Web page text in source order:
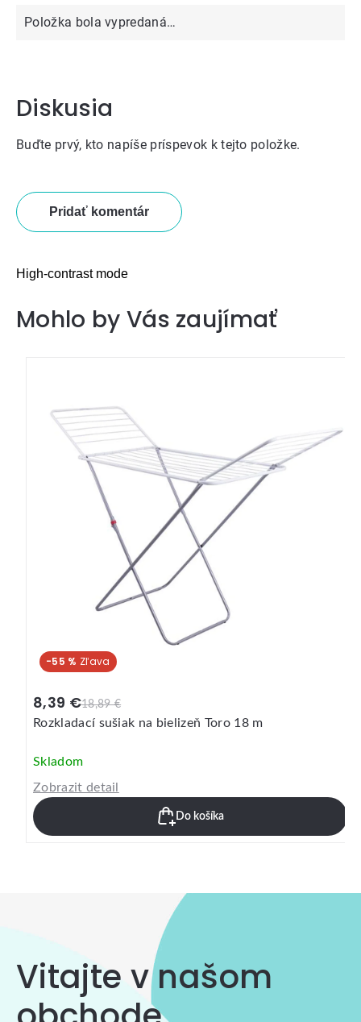
Položka bola vypredaná…
Diskusia
Buďte prvý, kto napíše príspevok k tejto položke.
Pridať komentár
High-contrast mode
Mohlo by Vás zaujímať
-55 %
18,89 €
8,39 €
Rozkladací sušiak na bielizeň Toro 18 m
Skladom
Zobrazit detail
Do košíka
Vitajte v našom